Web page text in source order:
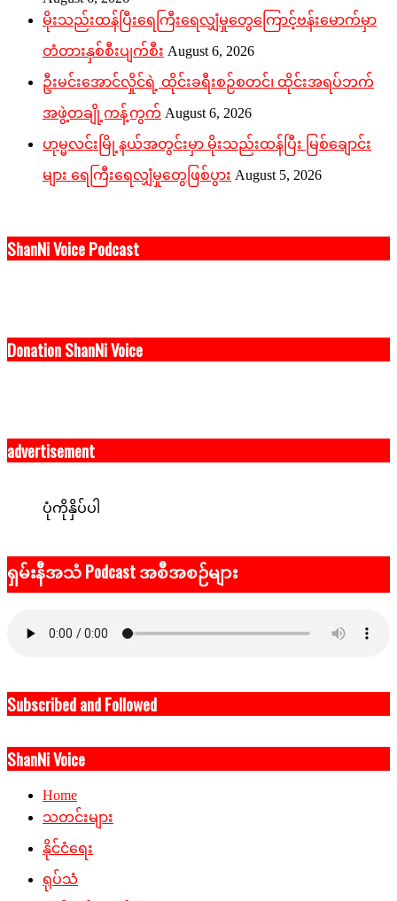
မိုးသည်းထန်ပြီးရေကြီးရေလျှံမှုတွေကြောင့်ဗန်းမောက်မှာ
တံတားနှစ်စီးပျက်စီး August 6, 2026
ဦးမင်းအောင်လှိုင်ရဲ့ ထိုင်းခရီးစဉ်စတင်၊ ထိုင်းအရပ်ဘက်
အဖွဲ့တချို့ကန့်ကွက် August 6, 2026
ဟုမ္မလင်းမြို့နယ်အတွင်းမှာ မိုးသည်းထန်ပြီး မြစ်ချောင်း
များ ရေကြီးရေလျှံမှုတွေဖြစ်ပွား August 5, 2026
ShanNi Voice Podcast
Donation ShanNi Voice
advertisement
ပုံကိုနှိပ်ပါ
ရှမ်းနီအသံ Podcast အစီအစဉ်များ
Subscribed and Followed
ShanNi Voice
Home
သတင်းများ
နိုင်ငံရေး
ရုပ်သံ